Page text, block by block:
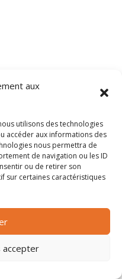
aux
utilisons des technologies
accéder aux informations des
nous permettra de
de navigation ou les ID
ou de retirer son
sur certaines caractéristiques
accepter